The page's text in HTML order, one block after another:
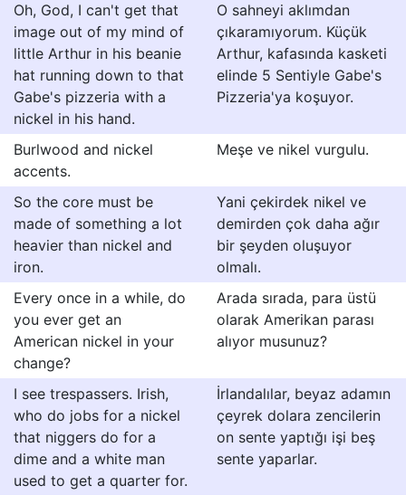
Oh, God, I can't get that
image out of my mind of
little Arthur in his beanie
hat running down to that
Gabe's pizzeria with a
nickel in his hand.
O sahneyi aklımdan
çıkaramıyorum. Küçük
Arthur, kafasında kasketi
elinde 5 Sentiyle Gabe's
Pizzeria'ya koşuyor.
Burlwood and nickel
accents.
Meşe ve nikel vurgulu.
So the core must be
made of something a lot
heavier than nickel and
iron.
Yani çekirdek nikel ve
demirden çok daha ağır
bir şeyden oluşuyor
olmalı.
Every once in a while, do
you ever get an
American nickel in your
change?
Arada sırada, para üstü
olarak Amerikan parası
alıyor musunuz?
I see trespassers. Irish,
who do jobs for a nickel
that niggers do for a
dime and a white man
used to get a quarter for.
İrlandalılar, beyaz adamın
çeyrek dolara zencilerin
on sente yaptığı işi beş
sente yaparlar.